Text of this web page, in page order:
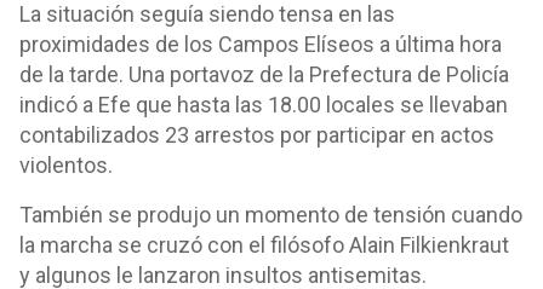
La situación seguía siendo tensa en las
proximidades de los Campos Elíseos a última hora
de la tarde. Una portavoz de la Prefectura de Policía
indicó a Efe que hasta las 18.00 locales se llevaban
contabilizados 23 arrestos por participar en actos
violentos.
También se produjo un momento de tensión cuando
la marcha se cruzó con el filósofo Alain Filkienkraut
y algunos le lanzaron insultos antisemitas.